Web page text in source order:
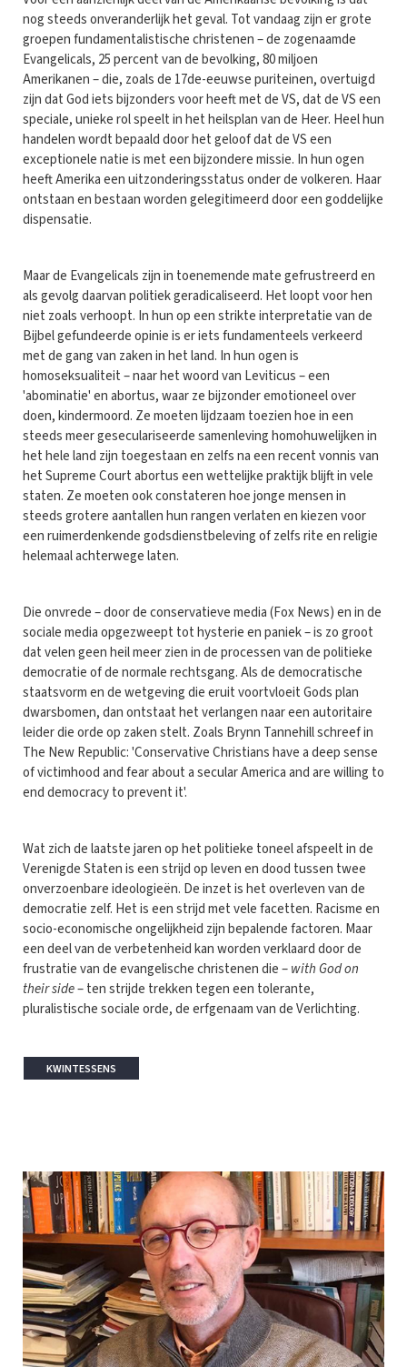
nog steeds onveranderlijk het geval. Tot vandaag zijn er grote
groepen fundamentalistische christenen – de zogenaamde
Evangelicals, 25 percent van de bevolking, 80 miljoen
Amerikanen – die, zoals de 17de-eeuwse puriteinen, overtuigd
zijn dat God iets bijzonders voor heeft met de VS, dat de VS een
speciale, unieke rol speelt in het heilsplan van de Heer. Heel hun
handelen wordt bepaald door het geloof dat de VS een
exceptionele natie is met een bijzondere missie. In hun ogen
heeft Amerika een uitzonderingsstatus onder de volkeren. Haar
ontstaan en bestaan worden gelegitimeerd door een goddelijke
dispensatie.
Maar de Evangelicals zijn in toenemende mate gefrustreerd en
als gevolg daarvan politiek geradicaliseerd. Het loopt voor hen
niet zoals verhoopt. In hun op een strikte interpretatie van de
Bijbel gefundeerde opinie is er iets fundamenteels verkeerd
met de gang van zaken in het land. In hun ogen is
homoseksualiteit – naar het woord van Leviticus – een
'abominatie' en abortus, waar ze bijzonder emotioneel over
doen, kindermoord. Ze moeten lijdzaam toezien hoe in een
steeds meer geseculariseerde samenleving homohuwelijken in
het hele land zijn toegestaan en zelfs na een recent vonnis van
het Supreme Court abortus een wettelijke praktijk blijft in vele
staten. Ze moeten ook constateren hoe jonge mensen in
steeds grotere aantallen hun rangen verlaten en kiezen voor
een ruimerdenkende godsdienstbeleving of zelfs rite en religie
helemaal achterwege laten.
Die onvrede – door de conservatieve media (Fox News) en in de
sociale media opgezweept tot hysterie en paniek – is zo groot
dat velen geen heil meer zien in de processen van de politieke
democratie of de normale rechtsgang. Als de democratische
staatsvorm en de wetgeving die eruit voortvloeit Gods plan
dwarsbomen, dan ontstaat het verlangen naar een autoritaire
leider die orde op zaken stelt. Zoals Brynn Tannehill schreef in
The New Republic: 'Conservative Christians have a deep sense
of victimhood and fear about a secular America and are willing to
end democracy to prevent it'.
Wat zich de laatste jaren op het politieke toneel afspeelt in de
Verenigde Staten is een strijd op leven en dood tussen twee
onverzoenbare ideologieën. De inzet is het overleven van de
democratie zelf. Het is een strijd met vele facetten. Racisme en
socio-economische ongelijkheid zijn bepalende factoren. Maar
een deel van de verbetenheid kan worden verklaard door de
frustratie van de evangelische christenen die –with God on
their side– ten strijde trekken tegen een tolerante,
pluralistische sociale orde, de erfgenaam van de Verlichting.
KWINTESSENS